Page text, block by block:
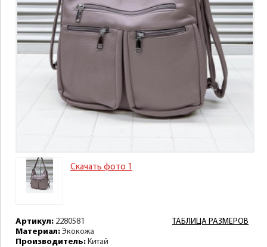
Скачать фото 1
ТАБЛИЦА РАЗМЕРОВ
Артикул: 2280581
Материал: Экокожа
Производитель: Китай